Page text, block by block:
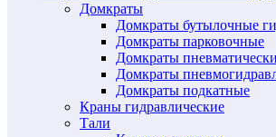
Домкраты
Домкраты бутылочные
Домкраты парковочные
Домкраты
Домкраты
Домкраты подкатные
Краны гидравлические
Тали